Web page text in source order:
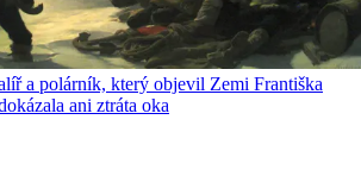
a polárník, který objevil Zemi Františka
ani ztráta oka